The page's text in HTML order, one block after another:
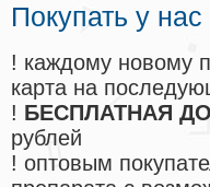
Покупать у
! каждому новому
карта на
! БЕСПЛАТНАЯ
рублей
! оптовым